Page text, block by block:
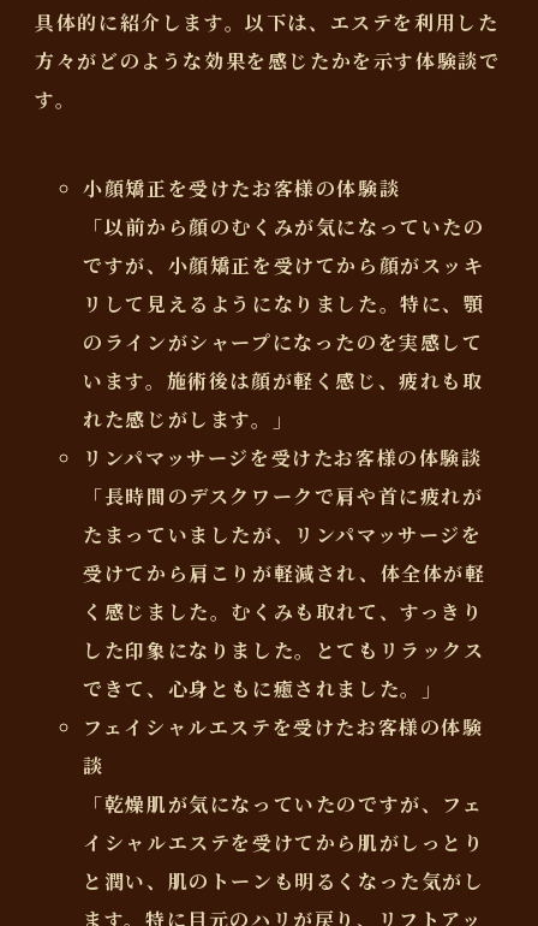
具体的に紹介します。以下は、エステを利用した
方々がどのような効果を感じたかを示す体験談で
す。
小顔矯正を受けたお客様の体験談
「以前から顔のむくみが気になっていたの
ですが、小顔矯正を受けてから顔がスッキ
リして見えるようになりました。特に、顎
のラインがシャープになったのを実感して
います。施術後は顔が軽く感じ、疲れも取
れた感じがします。」
リンパマッサージを受けたお客様の体験談
「長時間のデスクワークで肩や首に疲れが
たまっていましたが、リンパマッサージを
受けてから肩こりが軽減され、体全体が軽
く感じました。むくみも取れて、すっきり
した印象になりました。とてもリラックス
できて、心身ともに癒されました。」
フェイシャルエステを受けたお客様の体験
談
「乾燥肌が気になっていたのですが、フェ
イシャルエステを受けてから肌がしっとり
と潤い、肌のトーンも明るくなった気がし
ます。特に目元のハリが戻り、リフトアッ